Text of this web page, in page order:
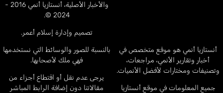
أنستازيا أنمي هو موقع متخصص في
أخبار وتقارير الأنمي، مراجعات،
وتصنيفات ومختارات لأفضل الأنميات.
جميع المعلومات في موقع أنستازيا
والأخبار الأصلية، أنستازيا أنمي 2016 -
2024 ©.
تصميم وإدارة إسلام أعمر.
بالنسبة للصور والوسائط التي نستخدمها
فهي ملك لأصحابها.
يرجى عدم نقل أو اقتطاع أجزاء من
مقالاتنا دون إضافة الرابط المباشر